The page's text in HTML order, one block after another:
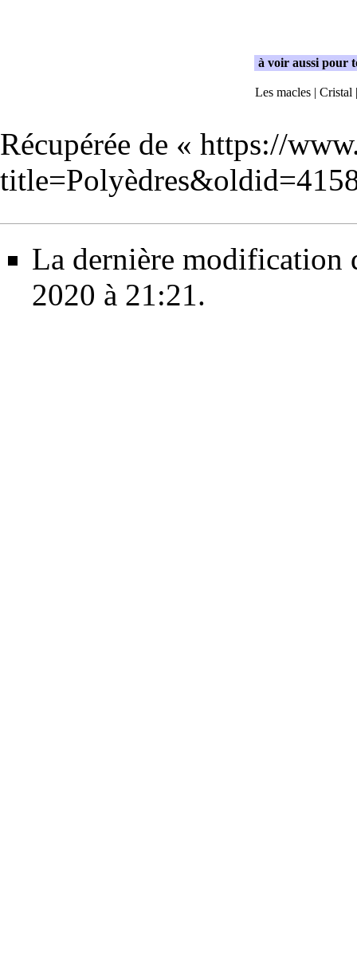
à voir aussi pour
Les macles | Cristal
Récupérée de « https://
La dernière modification
2020 à 21:21.